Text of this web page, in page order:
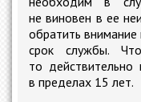
не виновен в ее
обратить
срок службы.
то действительно
в пределах 15 лет.